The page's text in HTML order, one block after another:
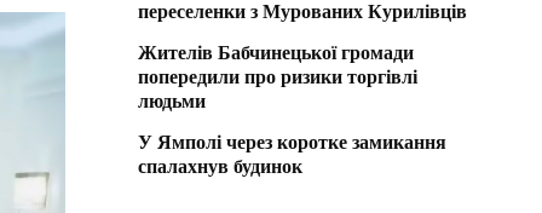
переселенки з Мурованих Курилівців
Жителів Бабчинецької громади
попередили про ризики торгівлі
людьми
У Ямполі через коротке замикання
спалахнув будинок